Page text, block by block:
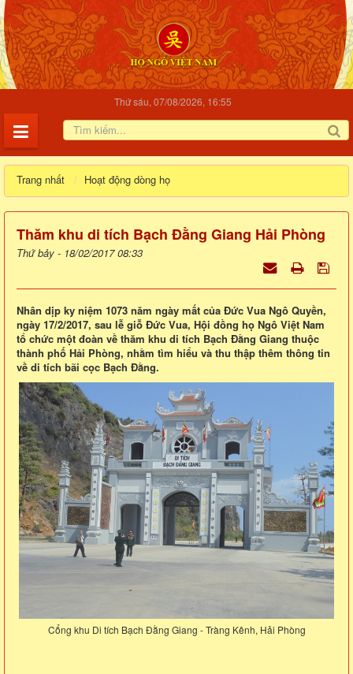
Thứ sáu, 07/08/2026, 16:55
Trang nhất Hoạt động dòng họ
Thăm khu di tích Bạch Đằng Giang Hải Phòng
Thứ bảy - 18/02/2017 08:33
Nhân dịp ky niệm 1073 năm ngày mất của Đức Vua Ngô Quyền,
ngày 17/2/2017, sau lễ giỗ Đức Vua, Hội đồng họ Ngô Việt Nam
tổ chức một đoàn về thăm khu di tích Bạch Đằng Giang thuộc
thành phố Hải Phòng, nhằm tìm hiểu và thu thập thêm thông tin
về di tích bãi cọc Bạch Đằng.
Cổng khu Di tích Bạch Đằng Giang - Tràng Kênh, Hải Phòng